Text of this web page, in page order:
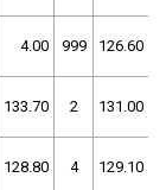
4.00 999 126.60
133.70 2 131.00
128.80 4 129.10